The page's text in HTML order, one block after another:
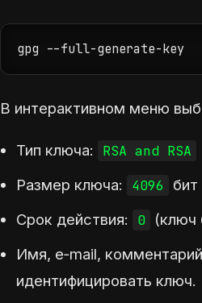
gpg --full-generate-key
В интерактивном меню
Тип ключа:
RSA and RSA
Размер ключа:
4096
Срок действия:
0 (ключ
Имя, e‑mail,
идентифицировать ключ.